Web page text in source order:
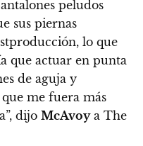
peludos
sus piernas
lo que
que actuar en punta
de aguja y
me fuera más
dijo McAvoya The